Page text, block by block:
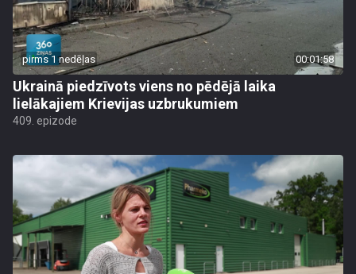
pirms 1 nedēļas 00:01:58
Ukrainā piedzīvots viens no pēdējā laika
lielākajiem Krievijas uzbrukumiem
409. epizode